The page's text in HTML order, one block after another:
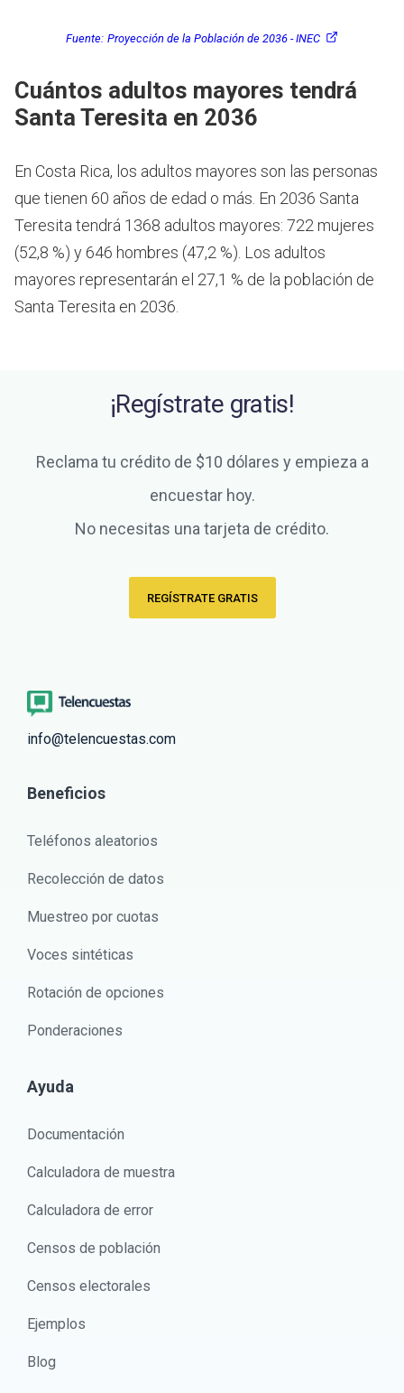
Fuente: Proyección de la Población de 2036 - INEC
Cuántos adultos mayores tendrá
Santa Teresita en 2036
En Costa Rica, los adultos mayores son las personas
que tienen 60 años de edad o más. En 2036 Santa
Teresita tendrá 1368 adultos mayores: 722 mujeres
(52,8 %) y 646 hombres (47,2 %). Los adultos
mayores representarán el 27,1 % de la población de
Santa Teresita en 2036.
¡Regístrate gratis!
Reclama tu crédito de $10 dólares y empieza a
encuestar hoy.
No necesitas una tarjeta de crédito.
REGÍSTRATE GRATIS
info@telencuestas.com
Beneficios
Teléfonos aleatorios
Recolección de datos
Muestreo por cuotas
Voces sintéticas
Rotación de opciones
Ponderaciones
Ayuda
Documentación
Calculadora de muestra
Calculadora de error
Censos de población
Censos electorales
Ejemplos
Blog